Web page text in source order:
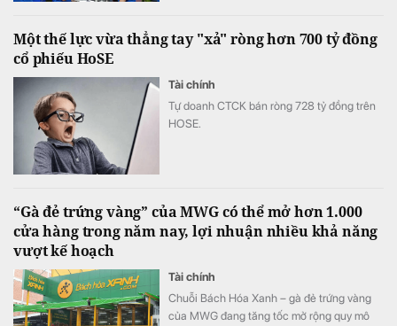
Một thế lực vừa thẳng tay "xả" ròng hơn 700 tỷ đồng
cổ phiếu HoSE
Tài chính
Tự doanh CTCK bán ròng 728 tỷ đồng trên
HOSE.
“Gà đẻ trứng vàng” của MWG có thể mở hơn 1.000
cửa hàng trong năm nay, lợi nhuận nhiều khả năng
vượt kế hoạch
Tài chính
Chuỗi Bách Hóa Xanh – gà đẻ trứng vàng
của MWG đang tăng tốc mở rộng quy mô